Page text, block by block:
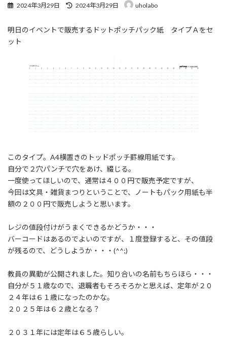
2024年3月29日
最
新
2024年3月29日 uholabo
明日のイベントで販売するドットポッチパック紙 タイプＡをセ
ット
このタイプ。A4横置きのトッドポッチ罫線用紙です。
自分で２穴パンチで穴をあけ、綴じる。
一度使ってほしいので、通常は４００円で販売予定ですが、
今回は文具・雑貨まつりということで、ノートもパック用紙も半
額の２００円で販売しようと思います。
レジの値段付けがうまくできるかどうか・・・
バーコードはあるのでよいのですが、１度登録すると、その値段
が残るので、どうしようか・・・(^^;)
教員の異動が公開されました。知り合いの名前もちらほら・・・
自分が５１歳なので、退職者もそろそろかと思えば、定年が２０
２４年は６１歳になったのかな。
２０２５年は６２歳となる？
２０３１年には定年は６５歳らしい。